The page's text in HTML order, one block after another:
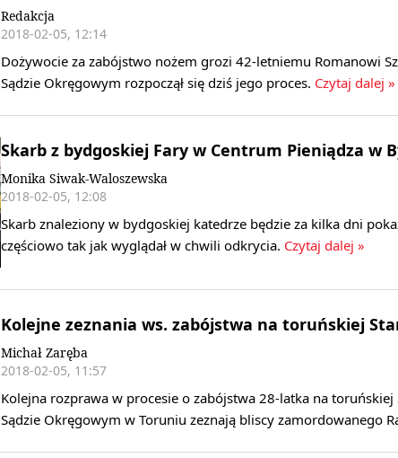
Redakcja
2018-02-05, 12:14
Dożywocie za zabójstwo nożem grozi 42-letniemu Romanowi
Sądzie Okręgowym rozpoczął się dziś jego proces. Czytaj dalej »
Skarb z bydgoskiej Fary w Centrum Pieniądza w
Monika Siwak-Waloszewska
2018-02-05, 12:08
Skarb znaleziony w bydgoskiej katedrze będzie za kilka dni
częściowo tak jak wyglądał w chwili odkrycia. Czytaj dalej »
Kolejne zeznania ws. zabójstwa na toruńskiej
Michał Zaręba
2018-02-05, 11:57
Kolejna rozprawa w procesie o zabójstwa 28-latka na toruńskiej
Sądzie Okręgowym w Toruniu zeznają bliscy zamordowanego